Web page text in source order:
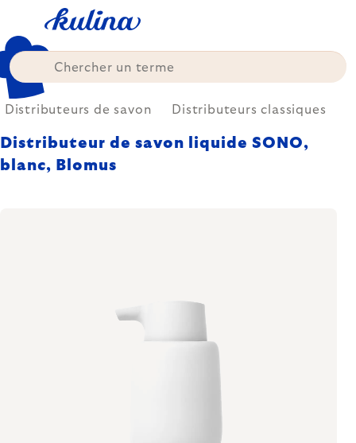
content
Distributeurs de savon Distributeurs classiques
Distributeur de savon liquide SONO,
blanc, Blomus